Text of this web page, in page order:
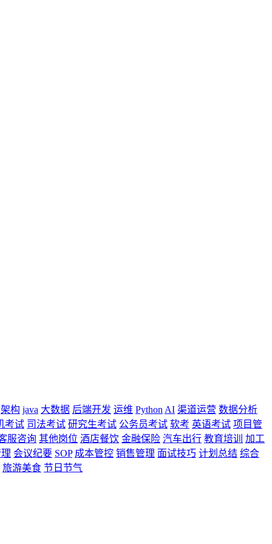
架构 java 大数据 后端开发 运维 Python AI 渠道运营 数据分析
考试 司法考试 研究生考试 公务员考试 软考 英语考试 项目管
服咨询 其他岗位 酒店餐饮 金融保险 汽车出行 教育培训
加工
会议纪要 SOP 成本管控 销售管理 面试技巧 计划总结 综合
旅游美食 节日节气